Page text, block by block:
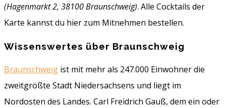
(Hagenmarkt 2, 38100 Braunschweig). Alle Cocktails der
Karte kannst du hier zum Mitnehmen bestellen.
Wissenswertes über Braunschweig
Braunschweig ist mit mehr als 247.000 Einwohner die
zweitgrößte Stadt Niedersachsens und liegt im
Nordosten des Landes. Carl Freidrich Gauß, dem ein oder